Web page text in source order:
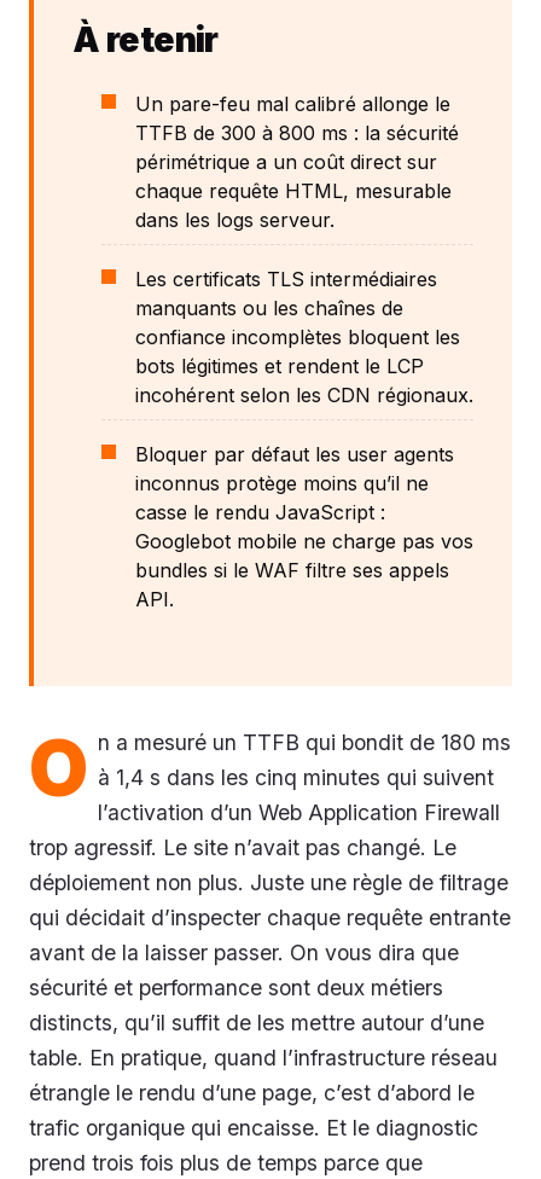
À retenir
Un pare-feu mal calibré allonge le
TTFB de 300 à 800 ms : la sécurité
périmétrique a un coût direct sur
chaque requête HTML, mesurable
dans les logs serveur.
Les certificats TLS intermédiaires
manquants ou les chaînes de
confiance incomplètes bloquent les
bots légitimes et rendent le LCP
incohérent selon les CDN régionaux.
Bloquer par défaut les user agents
inconnus protège moins qu’il ne
casse le rendu JavaScript :
Googlebot mobile ne charge pas vos
bundles si le WAF filtre ses appels
API.
O n a mesuré un TTFB qui bondit de 180 ms
à 1,4 s dans les cinq minutes qui suivent
l’activation d’un Web Application Firewall
trop agressif. Le site n’avait pas changé. Le
déploiement non plus. Juste une règle de filtrage
qui décidait d’inspecter chaque requête entrante
avant de la laisser passer. On vous dira que
sécurité et performance sont deux métiers
distincts, qu’il suffit de les mettre autour d’une
table. En pratique, quand l’infrastructure réseau
étrangle le rendu d’une page, c’est d’abord le
trafic organique qui encaisse. Et le diagnostic
prend trois fois plus de temps parce que